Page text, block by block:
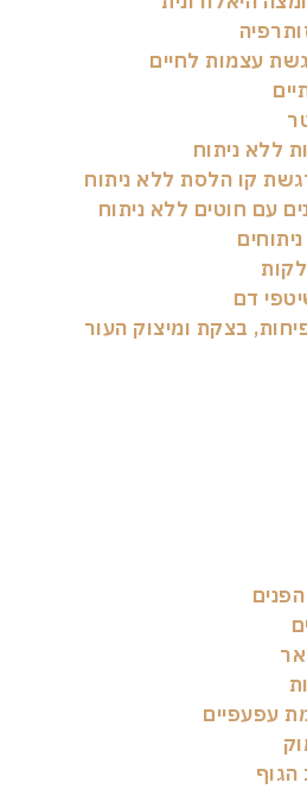
עצמות לחיים
ניתוח
קו הלסת ללא ניתוח
חוטים ללא ניתוח
דם
בצקת ומיצוק העור